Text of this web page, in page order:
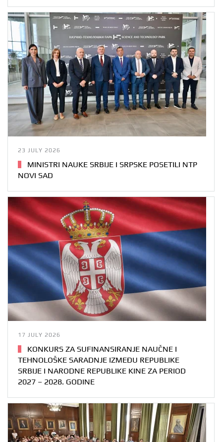
23 JULY 2026
MINISTRI NAUKE SRBIJE I SRPSKE POSETILI NTP
NOVI SAD
17 JULY 2026
KONKURS ZA SUFINANSIRANJE NAUČNE I
TEHNOLOŠKE SARADNJE IZMEĐU REPUBLIKE
SRBIJE I NARODNE REPUBLIKE KINE ZA PERIOD
2027 – 2028. GODINE